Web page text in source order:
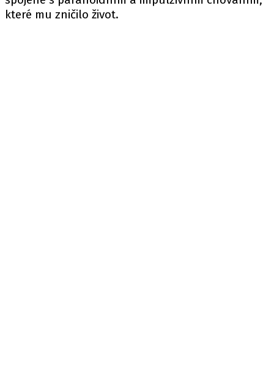
které mu zničilo život.